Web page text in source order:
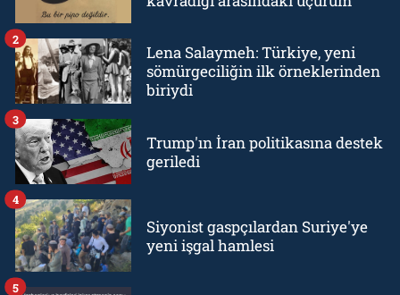
Lena Salaymeh: Türkiye, yeni
sömürgeciliğin ilk örneklerinden
biriydi
2
Trump'ın İran politikasına destek
geriledi
3
Siyonist gaspçılardan Suriye'ye
yeni işgal hamlesi
4
5